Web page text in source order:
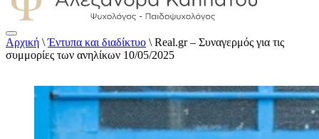
Αλεξάνδρα Καππάτου Ψυχολόγος –
Παιδοψυχολόγος
Αρχική \Έντυπα και διαδίκτυο \ Real.gr – Συναγερμός για τις
συμμορίες των ανηλίκων 10/05/2025